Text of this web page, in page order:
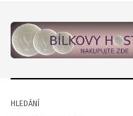
HLEDÁNÍ